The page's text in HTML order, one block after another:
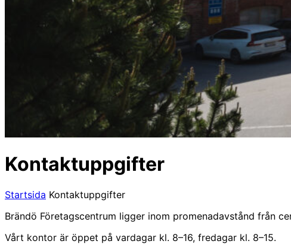
Kontaktuppgifter
Startsida Kontaktuppgifter
Brändö Företagscentrum ligger inom promenadavstånd från
Vårt kontor är öppet på vardagar kl. 8–16, fredagar kl. 8–15.